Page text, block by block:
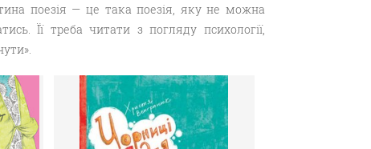
поезія — це така поезія, яку не можна
Її треба читати з погляду психології,